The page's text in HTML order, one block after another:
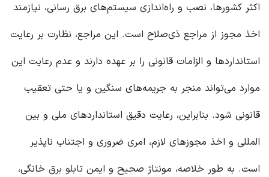
اکثر کشورها، نصب و راه‌اندازی سیستم‌های برق رسانی، نیازمند
اخذ مجوز از مراجع ذی‌صلاح است. این مراجع، نظارت بر رعایت
استانداردها و الزامات قانونی را بر عهده دارند و عدم رعایت این
موارد می‌تواند منجر به جریمه‌های سنگین و یا حتی تعقیب
قانونی شود. بنابراین، رعایت دقیق استانداردهای ملی و بین
المللی و اخذ مجوزهای لازم، امری ضروری و اجتناب ناپذیر
است. به طور خلاصه، مونتاژ صحیح و ایمن تابلو برق خانگی،